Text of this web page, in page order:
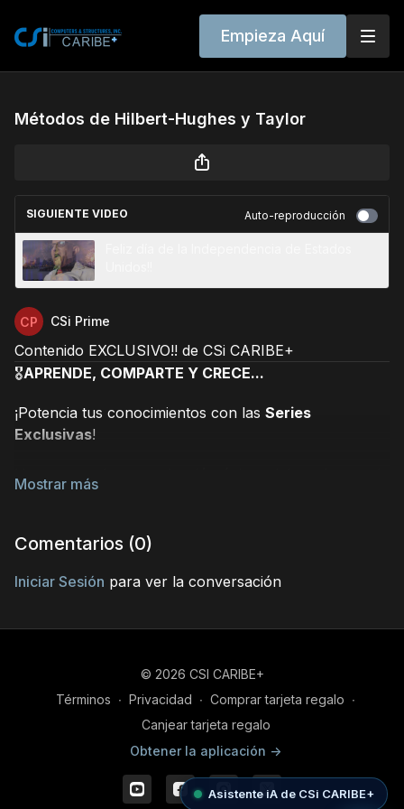
Empieza Aquí
Métodos de Hilbert-Hughes y Taylor
SIGUIENTE VIDEO Auto-reproducción
CSi Prime
Contenido EXCLUSIVO!! de CSi CARIBE+
🎖️APRENDE, COMPARTE Y CRECE...
¡Potencia tus conocimientos con las Series
Exclusivas!
Hemos creado una colección única, elaborada por el
insightsy herramientas de vanguardia para tu
Adquiere y mira la serie completa aquí:
¡Déjanos un comentario, Te deseamos un excelente
El Equipo CSi CARIBE+
Comentarios (0)
Iniciar Sesión para ver la conversación
© 2026 CSI CARIBE+
Términos ∙ Privacidad ∙ Comprar tarjeta regalo ∙
Canjear tarjeta regalo
Obtener la aplicación ->
Asistente iA de CSi CARIBE+